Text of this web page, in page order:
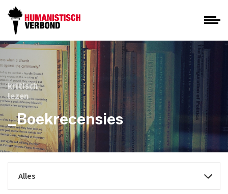
kritisch
lezen
_Boekrecensies